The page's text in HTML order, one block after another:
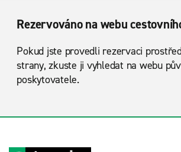
Rezervováno na webu
Pokud jste provedli rezervaci
strany, zkuste ji vyhledat na webu
poskytovatele.